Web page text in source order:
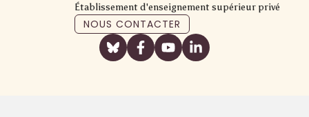
Établissement d'enseignement supérieur privé
NOUS CONTACTER